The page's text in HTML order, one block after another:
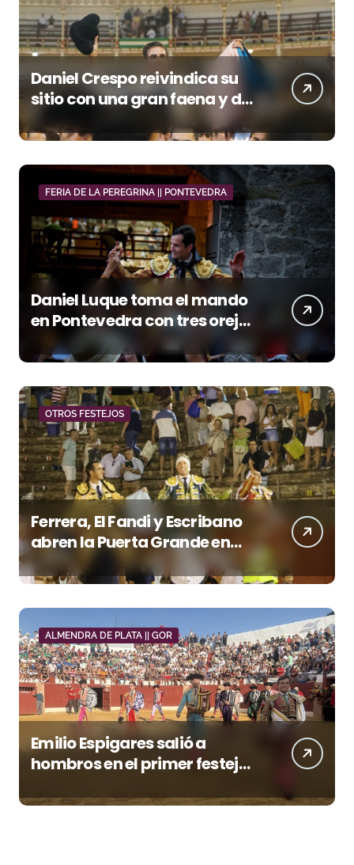
Daniel Crespo reivindica su
sitio con una gran faena y dos
orejas
FERIA DE LA PEREGRINA || PONTEVEDRA
Daniel Luque toma el mando
en Pontevedra con tres orejas
y una Puerta Grande de peso
OTROS FESTEJOS
Ferrera, El Fandi y Escribano
abren la Puerta Grande en
una tarde triunfal en Azuaga
ALMENDRA DE PLATA || GOR
Emilio Espigares salió a
hombros en el primer festejo
la Feria de Gor